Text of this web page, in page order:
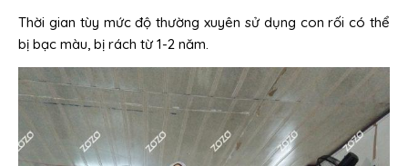
Thời gian tùy mức độ thường xuyên sử dụng con rối có thể
bị bạc màu, bị rách từ 1-2 năm.